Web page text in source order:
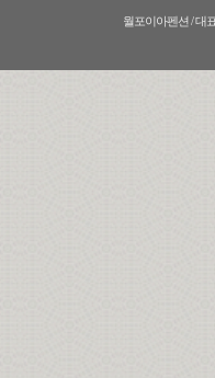
월포이아펜션 / 대